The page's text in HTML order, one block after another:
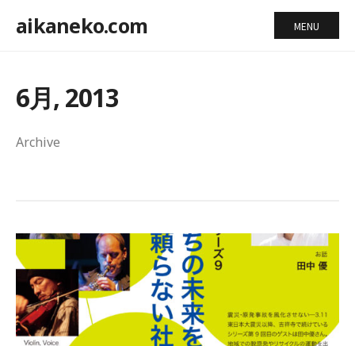
aikaneko.com MENU
6月, 2013
Archive